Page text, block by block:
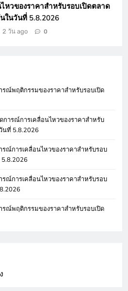
ไหวของราคาสำหรับรอบเปิดตลาด
ในวันที่ 5.8.2026
2 วัน ago 0
รณ์พฤติกรรมของราคาสำหรับรอบเปิด
การณ์การเคลื่อนไหวของราคาสำหรับ
นที่ 5.8.2026
รณ์การเคลื่อนไหวของราคาสำหรับรอบ
รณ์การเคลื่อนไหวของราคาสำหรับรอบ
รณ์พฤติกรรมของราคาสำหรับรอบเปิด